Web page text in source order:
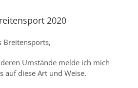
2020
Breitensports,
Umstände melde ich mich
auf diese Art und Weise.